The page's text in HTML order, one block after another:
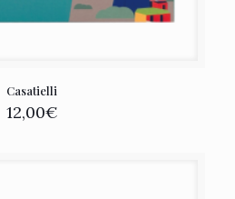
Casatielli
12,00€